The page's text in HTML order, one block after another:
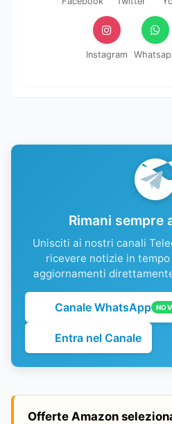
Instagram
Rimani sempre
Unisciti ai nostri canali
ricevere notizie in
aggiornamenti
Canale WhatsApp
Entra nel Canale
Offerte Amazon